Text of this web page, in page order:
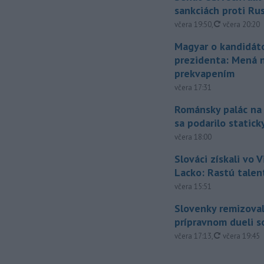
sankciách proti
včera 19:50, aktualizované
včera 20:20
Magyar o
prezidenta: Mená
prekvapením
včera 17:31
Románsky palác
sa podarilo
včera 18:00
Slováci získali vo
Lacko: Rastú
včera 15:51
Slovenky
prípravnom dueli
včera 17:13, aktualizované
včera 19:45